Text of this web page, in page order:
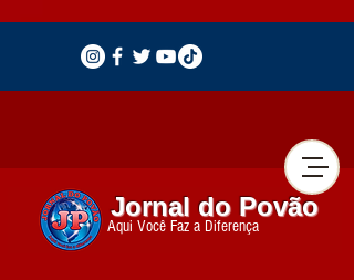
Jornal do Povão
Aqui Você Faz a Diferença